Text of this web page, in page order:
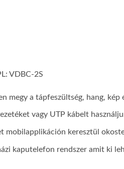
VDBC-2S
megy a tápfeszültség, hang, kép
vagy UTP kábelt
mobilapplikáción keresztül
kaputelefon rendszer amit ki